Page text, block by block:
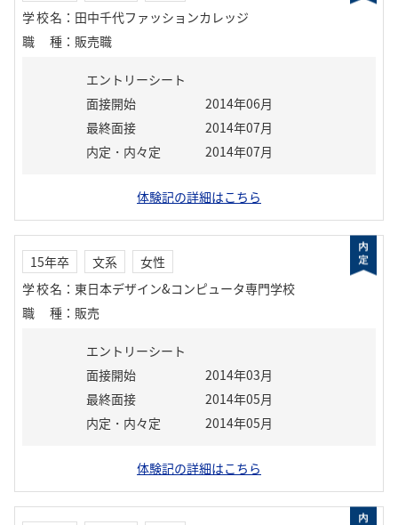
学校名 ： 田中千代ファッションカレッジ
職種 ： 販売職
エントリーシート
面接開始
2014年06月
最終面接
2014年07月
内定・内々定
2014年07月
体験記の詳細はこちら
15年卒 文系
女性
学校名 ： 東日本デザイン&コンピュータ専門学校
職種 ： 販売
エントリーシート
面接開始
2014年03月
最終面接
2014年05月
内定・内々定
2014年05月
体験記の詳細はこちら